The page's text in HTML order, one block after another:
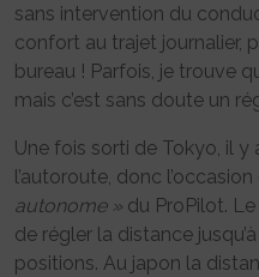
sans intervention du
confort au trajet journalier,
bureau ! Parfois, je trouve
mais c’est sans doute un
Une fois sorti de Tokyo, il
l’autoroute, donc l’occasion
autonome » du ProPilot.
de régler la distance
positions. Au japon la